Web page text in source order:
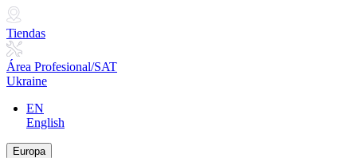
Tiendas
Área Profesional/SAT
Ukraine
EN
English
Europa